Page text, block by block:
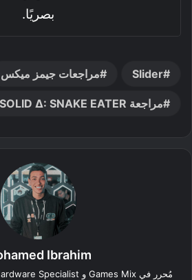
بصريًا.
Slider مراجعات جيمز ميكس
مراجعة METAL GEAR SOLID Δ: SNAKE EATER
Ibrahim